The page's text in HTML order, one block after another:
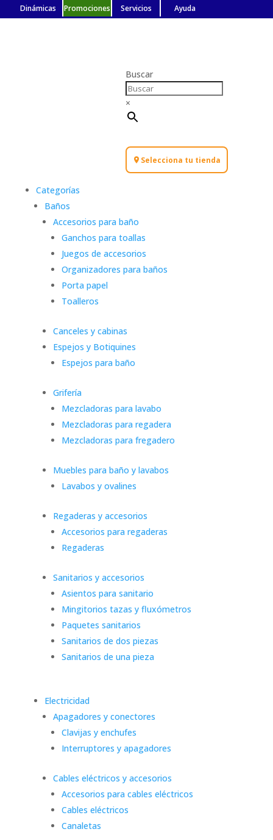
Dinámicas Promociones Servicios Ayuda
Categorías
Baños
Accesorios para baño
Ganchos para toallas
Juegos de accesorios
Organizadores para baños
Porta papel
Toalleros
Canceles y cabinas
Espejos y Botiquines
Espejos para baño
Grifería
Mezcladoras para lavabo
Mezcladoras para regadera
Mezcladoras para fregadero
Muebles para baño y lavabos
Lavabos y ovalines
Regaderas y accesorios
Accesorios para regaderas
Regaderas
Sanitarios y accesorios
Asientos para sanitario
Mingitorios tazas y fluxómetros
Paquetes sanitarios
Sanitarios de dos piezas
Sanitarios de una pieza
Electricidad
Apagadores y conectores
Clavijas y enchufes
Interruptores y apagadores
Cables eléctricos y accesorios
Accesorios para cables eléctricos
Cables eléctricos
Canaletas
Buscar
×
Selecciona tu tienda